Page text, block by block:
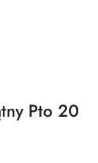
Pto 20